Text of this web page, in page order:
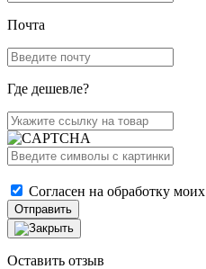
Почта
Где дешевле?
Согласен на обработку моих
Отправить
Оставить отзыв